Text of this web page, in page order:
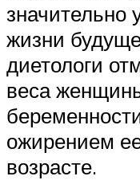
значительно
жизни
диетологи
веса
ожирением
возрасте.